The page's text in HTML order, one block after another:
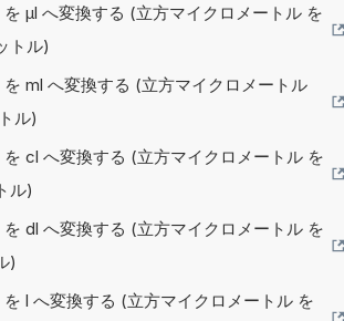
を µl へ変換する (立方マイクロメートル を
トル)
を ml へ変換する (立方マイクロメートル
ル)
を cl へ変換する (立方マイクロメートル を
ル)
を dl へ変換する (立方マイクロメートル を
)
を l へ変換する (立方マイクロメートル を